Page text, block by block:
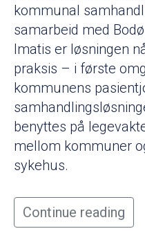
kommunal
samarbeid med
Imatis er løsningen
praksis – i første
kommunens
benyttes på
mellom kommuner
sykehus.
Continue reading